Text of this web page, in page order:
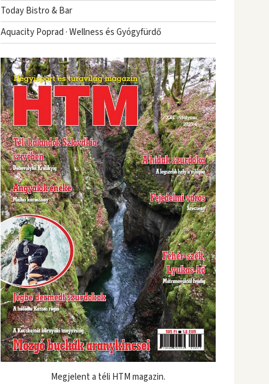
Today Bistro & Bar
Aquacity Poprad · Wellness és Gyógyfürdő
Megjelent a téli HTM magazin.